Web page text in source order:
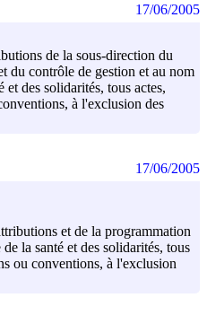
de la sous-direction du
du contrôle de gestion et au nom
et des solidarités, tous actes,
à l'exclusion des
17/06/2005
et de la programmation
la santé et des solidarités, tous
ou conventions, à l'exclusion
17/06/2005